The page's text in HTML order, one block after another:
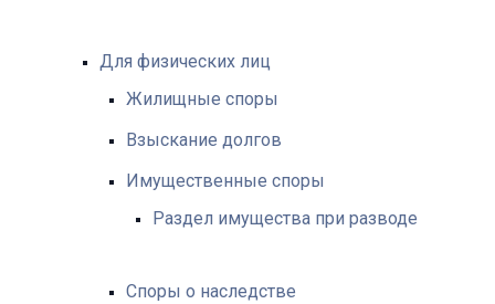
Для физических лиц
Жилищные споры
Взыскание долгов
Имущественные споры
Раздел имущества при разводе
Споры о наследстве